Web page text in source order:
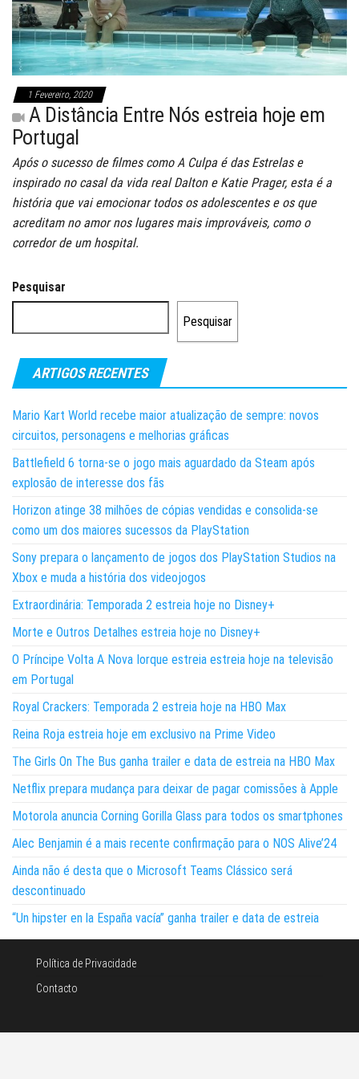
1 Fevereiro, 2020
A Distância Entre Nós estreia hoje em
Portugal
Após o sucesso de filmes como A Culpa é das Estrelas e
inspirado no casal da vida real Dalton e Katie Prager, esta é a
história que vai emocionar todos os adolescentes e os que
acreditam no amor nos lugares mais improváveis, como o
corredor de um hospital.
Pesquisar
Pesquisar
ARTIGOS RECENTES
Mario Kart World recebe maior atualização de sempre: novos
circuitos, personagens e melhorias gráficas
Battlefield 6 torna-se o jogo mais aguardado da Steam após
explosão de interesse dos fãs
Horizon atinge 38 milhões de cópias vendidas e consolida-se
como um dos maiores sucessos da PlayStation
Sony prepara o lançamento de jogos dos PlayStation Studios na
Xbox e muda a história dos videojogos
Extraordinária: Temporada 2 estreia hoje no Disney+
Morte e Outros Detalhes estreia hoje no Disney+
O Príncipe Volta A Nova Iorque estreia estreia hoje na televisão
em Portugal
Royal Crackers: Temporada 2 estreia hoje na HBO Max
Reina Roja estreia hoje em exclusivo na Prime Video
The Girls On The Bus ganha trailer e data de estreia na HBO Max
Netflix prepara mudança para deixar de pagar comissões à Apple
Motorola anuncia Corning Gorilla Glass para todos os smartphones
Alec Benjamin é a mais recente confirmação para o NOS Alive’24
Ainda não é desta que o Microsoft Teams Clássico será
descontinuado
“Un hipster en la España vacía” ganha trailer e data de estreia
Política de Privacidade
Contacto